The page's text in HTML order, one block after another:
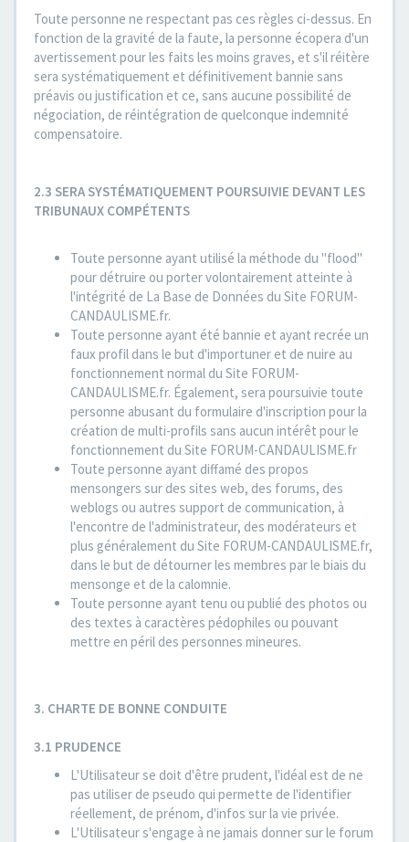
Toute personne ne respectant pas ces règles ci-dessus. En
fonction de la gravité de la faute, la personne écopera d'un
avertissement pour les faits les moins graves, et s'il réitère
sera systématiquement et définitivement bannie sans
préavis ou justification et ce, sans aucune possibilité de
négociation, de réintégration de quelconque indemnité
compensatoire.
2.3 SERA SYSTÉMATIQUEMENT POURSUIVIE DEVANT LES
TRIBUNAUX COMPÉTENTS
Toute personne ayant utilisé la méthode du "flood"
pour détruire ou porter volontairement atteinte à
l'intégrité de La Base de Données du Site FORUM-
CANDAULISME.fr.
Toute personne ayant été bannie et ayant recrée un
faux profil dans le but d'importuner et de nuire au
fonctionnement normal du Site FORUM-
CANDAULISME.fr. Également, sera poursuivie toute
personne abusant du formulaire d'inscription pour la
création de multi-profils sans aucun intérêt pour le
fonctionnement du Site FORUM-CANDAULISME.fr
Toute personne ayant diffamé des propos
mensongers sur des sites web, des forums, des
weblogs ou autres support de communication, à
l'encontre de l'administrateur, des modérateurs et
plus généralement du Site FORUM-CANDAULISME.fr,
dans le but de détourner les membres par le biais du
mensonge et de la calomnie.
Toute personne ayant tenu ou publié des photos ou
des textes à caractères pédophiles ou pouvant
mettre en péril des personnes mineures.
3. CHARTE DE BONNE CONDUITE
3.1 PRUDENCE
L'Utilisateur se doit d'être prudent, l'idéal est de ne
pas utiliser de pseudo qui permette de l'identifier
réellement, de prénom, d'infos sur la vie privée.
L'Utilisateur s'engage à ne jamais donner sur le forum